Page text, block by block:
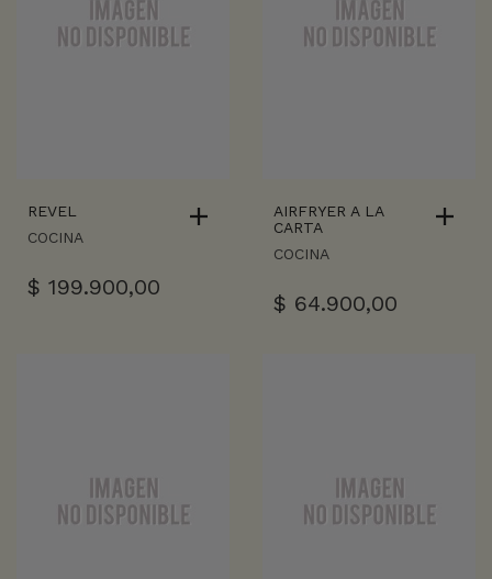
REVEL
COCINA
$ 199.900,00
AIRFRYER A LA
CARTA
COCINA
$ 64.900,00